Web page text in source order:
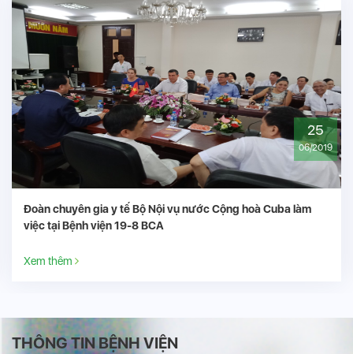
25
06/2019
vụ nước Cộng hoà Cuba làm
Tập huấn xét nghiệm
THÔNG TIN BỆNH VIỆN